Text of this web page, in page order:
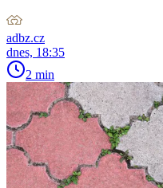
adbz.cz
dnes, 18:35
2 min